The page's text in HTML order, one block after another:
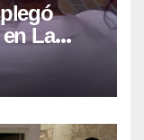
La